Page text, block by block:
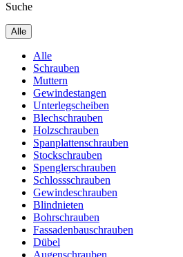
Suche
Alle
Alle
Schrauben
Muttern
Gewindestangen
Unterlegscheiben
Blechschrauben
Holzschrauben
Spanplattenschrauben
Stockschrauben
Spenglerschrauben
Schlossschrauben
Gewindeschrauben
Blindnieten
Bohrschrauben
Fassadenbauschrauben
Dübel
Augenschrauben